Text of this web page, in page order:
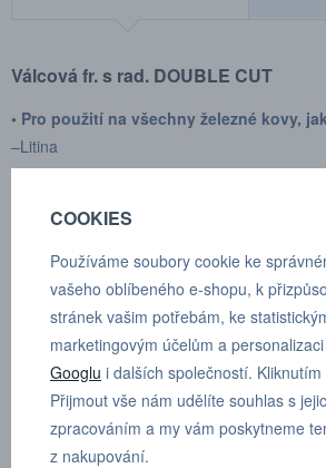
Válcová fr. s rad. DOUBLE CUT
• Pro použití na všechny železné kovy,
–Litina
– Ocel < 60 HRC
– Slitina niklu a titanu
• Dále měď, mosaz, bronz
Vysoký řezný účinek díky příčnému
– Hladký provoz
– Krátké třísky
Výrobce:SGS pro
Typ upínání:válcové
COOKIES
Používáme soubory cookie ke
vašeho oblíbeného e-shopu, k
stránek vašim potřebám, ke
marketingovým účelům a
Googlu i dalších společností.
Přijmout vše nám udělíte souhlas s
zpracováním a my vám poskytneme
z nakupování.